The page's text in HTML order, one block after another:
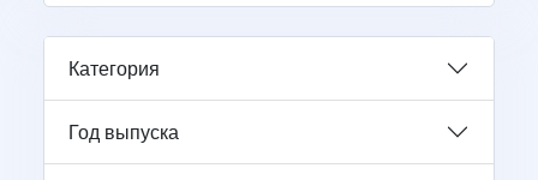
Категория
Год выпуска